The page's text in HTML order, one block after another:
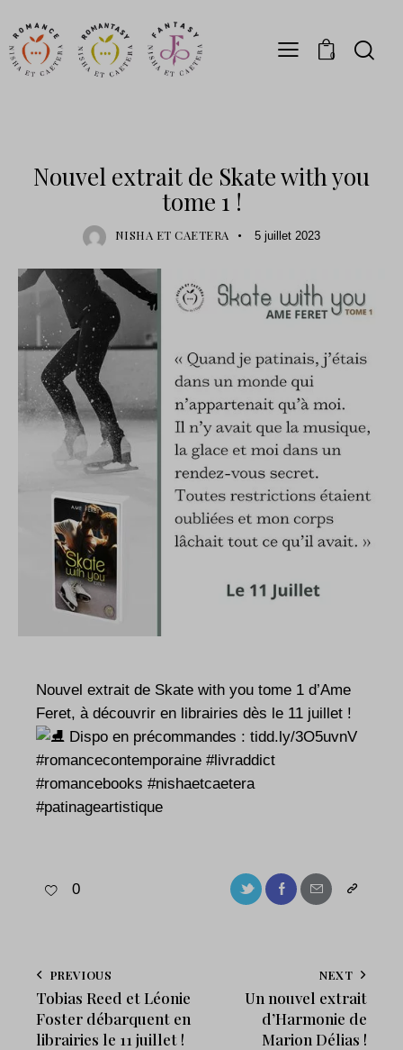
0
Nouvel extrait de Skate with you
tome 1 !
NISHA ET CAETERA 5 juillet 2023
Nouvel extrait de Skate with you tome 1 d’Ame
Feret, à découvrir en librairies dès le 11 juillet !
Dispo en précommandes : tidd.ly/3O5uvnV
#romancecontemporaine #livraddict
#romancebooks #nishaetcaetera
#patinageartistique
0
PREVIOUS
Tobias Reed et Léonie
Foster débarquent en
librairies le 11 juillet !
NEXT
Un nouvel extrait
d’Harmonie de
Marion Délias !